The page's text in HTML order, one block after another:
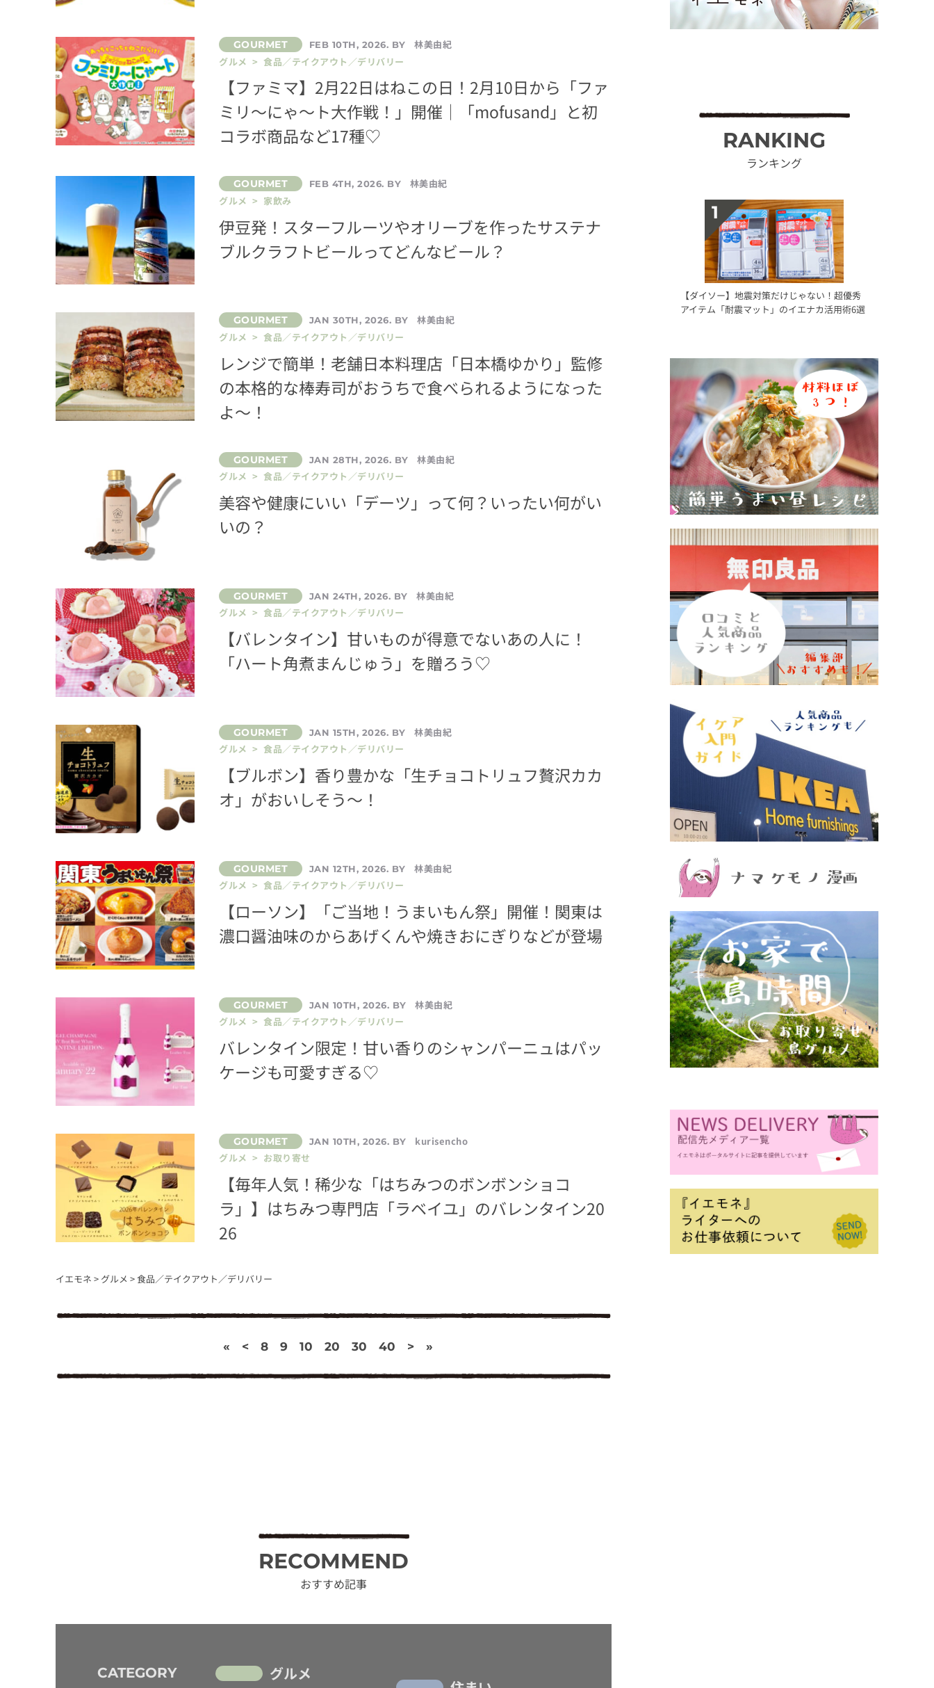
FEB 10TH, 2026. BY
林美由紀
グルメ > 食品／テイクアウト／デリバリー
【ファミマ】2月22日はねこの日！2月10日から「ファ
ミリ～にゃ～ト大作戦！」開催│「mofusand」と初
コラボ商品など17種♡
FEB 4TH, 2026. BY
林美由紀
グルメ > 家飲み
伊豆発！スターフルーツやオリーブを作ったサステナ
ブルクラフトビールってどんなビール？
JAN 30TH, 2026. BY
林美由紀
グルメ > 食品／テイクアウト／デリバリー
レンジで簡単！老舗日本料理店「日本橋ゆかり」監修
の本格的な棒寿司がおうちで食べられるようになった
よ～！
JAN 28TH, 2026. BY
林美由紀
グルメ > 食品／テイクアウト／デリバリー
美容や健康にいい「デーツ」って何？いったい何がい
いの？
JAN 24TH, 2026. BY
林美由紀
グルメ > 食品／テイクアウト／デリバリー
【バレンタイン】甘いものが得意でないあの人に！
「ハート角煮まんじゅう」を贈ろう♡
JAN 15TH, 2026. BY
林美由紀
グルメ > 食品／テイクアウト／デリバリー
【ブルボン】香り豊かな「生チョコトリュフ贅沢カカ
オ」がおいしそう～！
JAN 12TH, 2026. BY
林美由紀
グルメ > 食品／テイクアウト／デリバリー
【ローソン】「ご当地！うまいもん祭」開催！関東は
濃口醤油味のからあげくんや焼きおにぎりなどが登場
JAN 10TH, 2026. BY
林美由紀
グルメ > 食品／テイクアウト／デリバリー
バレンタイン限定！甘い香りのシャンパーニュはパッ
ケージも可愛すぎる♡
JAN 10TH, 2026. BY
kurisencho
グルメ > お取り寄せ
【毎年人気！稀少な「はちみつのボンボンショコ
ラ」】はちみつ専門店「ラベイユ」のバレンタイン20
26
イエモネ > グルメ >食品／テイクアウト／デリバリー
« < 8 9 10 20 30 40 > »
RECOMMEND
おすすめ記事
CATEGORY グルメ
RANKING
ランキング
【ダイソー】地震対策だけじゃない！超優秀
アイテム「耐震マット」のイエナカ活用術6選